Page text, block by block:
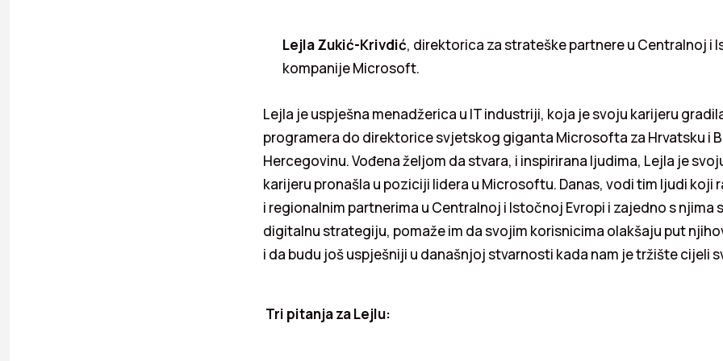
Lejla Zukić-Krivdić, direktorica za strateške partnere u Centralnoj i
kompanije Microsoft.
Lejla je uspješna menadžerica u IT industriji, koja je svoju karijeru
programera do direktorice svjetskog giganta Microsofta za Hrvatsku i
Hercegovinu. Vođena željom da stvara, i inspirirana ljudima, Lejla je
karijeru pronašla u poziciji lidera u Microsoftu. Danas, vodi tim ljudi koji
i regionalnim partnerima u Centralnoj i Istočnoj Evropi i zajedno s njima
digitalnu strategiju, pomaže im da svojim korisnicima olakšaju put
i da budu još uspješniji u današnjoj stvarnosti kada nam je tržište cijeli
Tri pitanja za Lejlu: